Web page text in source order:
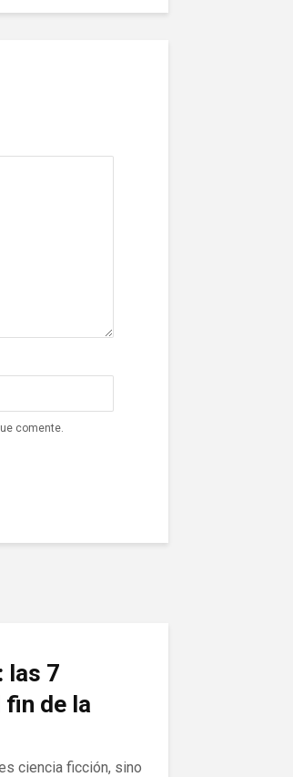
comente.
las 7
de la
ciencia ficción, sino